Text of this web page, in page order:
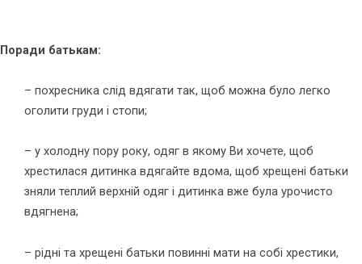
Поради батькам:
– похресника слід вдягати так, щоб можна було легко
оголити груди і стопи;
– у холодну пору року, одяг в якому Ви хочете, щоб
хрестилася дитинка вдягайте вдома, щоб хрещені батьки
зняли теплий верхній одяг і дитинка вже була урочисто
вдягнена;
– рідні та хрещені батьки повинні мати на собі хрестики,